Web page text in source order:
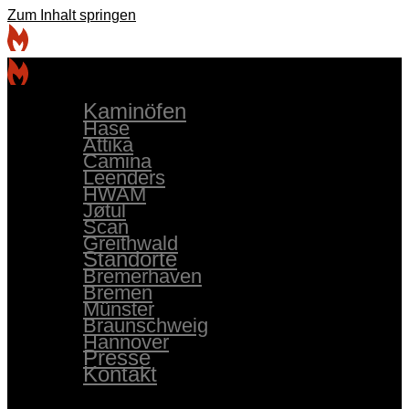
Zum Inhalt springen
Kaminöfen
Hase
Attika
Camina
Leenders
HWAM
Jøtul
Scan
Greithwald
Standorte
Bremerhaven
Bremen
Münster
Braunschweig
Hannover
Presse
Kontakt